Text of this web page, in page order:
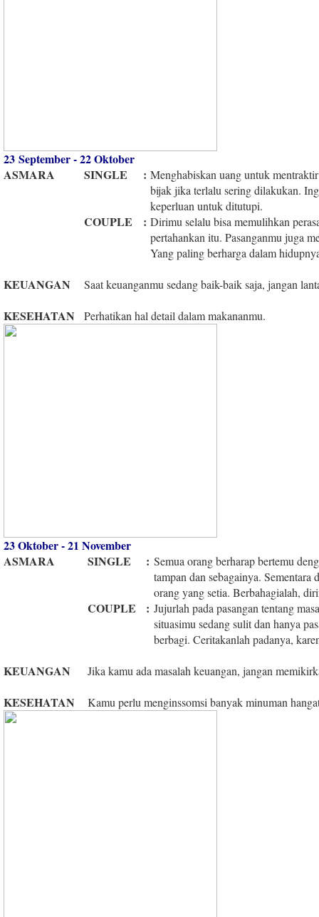
23 September - 22 Oktober
ASMARA
SINGLE : Menghabiskan uang untuk
bijak jika terlalu sering dilakukan.
keperluan untuk ditutupi.
COUPLE : Dirimu selalu bisa memulihkan
pertahankan itu. Pasanganmu juga
Yang paling berharga dalam
KEUANGAN Saat keuanganmu sedang baik-baik saja, jangan
KESEHATAN Perhatikan hal detail dalam makananmu.
23 Oktober - 21 November
ASMARA
SINGLE : Semua orang berharap bertemu
tampan dan sebagainya.
orang yang setia. Berbahagialah,
COUPLE : Jujurlah pada pasangan tentang
situasimu sedang sulit dan hanya
berbagi. Ceritakanlah padanya,
KEUANGAN Jika kamu ada masalah keuangan, jangan
KESEHATAN Kamu perlu menginssomsi banyak minuman